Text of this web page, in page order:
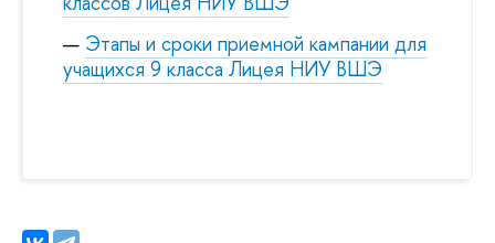
Этапы и сроки приемной кампании для
учащихся 9 класса Лицея НИУ ВШЭ